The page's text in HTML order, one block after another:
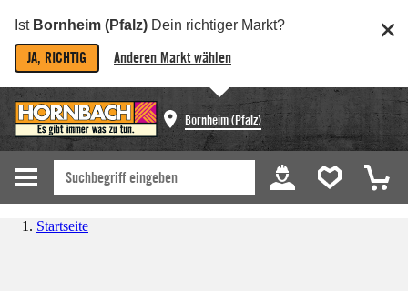
Ist Bornheim (Pfalz) Dein richtiger Markt?
JA, RICHTIG Anderen Markt wählen
Bornheim (Pfalz)
Startseite